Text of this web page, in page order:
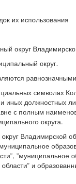
их использования
округ
округ.
символах
иных должностных
с полным
округа.
Владимирской
"муниципальное
и